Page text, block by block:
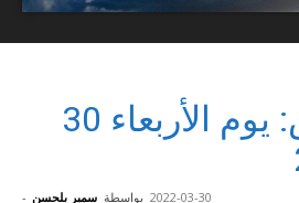
حالة الطقس: يوم الأربعاء 30
بواسطة سمير بلحسن - 2022-03-30